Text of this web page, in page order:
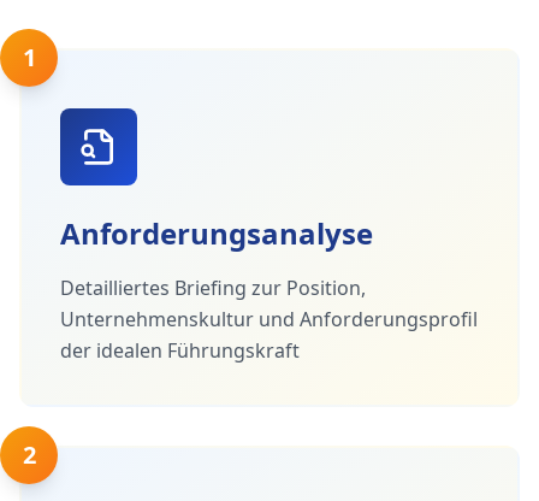
1
Anforderungsanalyse
Detailliertes Briefing zur Position,
Unternehmenskultur und Anforderungsprofil
der idealen Führungskraft
2